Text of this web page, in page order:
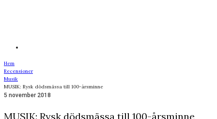
Hem
Recensioner
Musik
MUSIK: Rysk dödsmässa till 100-årsminne
5 november 2018
MUSIK: Rysk dödsmässa till 100-årsminne